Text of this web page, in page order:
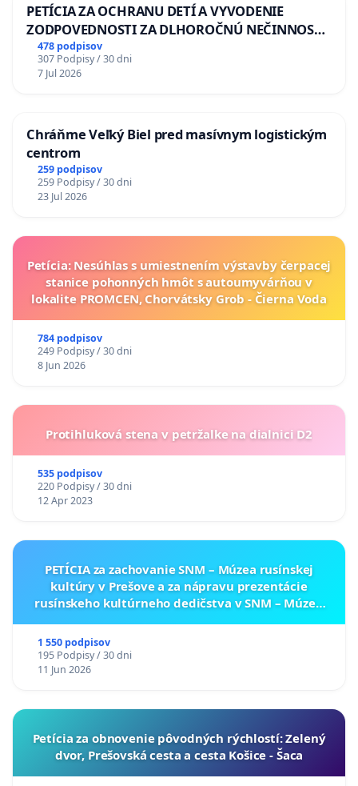
PETÍCIA ZA OCHRANU DETÍ A VYVODENIE
ZODPOVEDNOSTI ZA DLHOROČNÚ NEČINNOSŤ
A ZLYHANIE ŠTÁTU
478 podpisov
307 Podpisy / 30 dni
7 Jul 2026
Chráňme Veľký Biel pred masívnym logistickým
centrom
259 podpisov
259 Podpisy / 30 dni
23 Jul 2026
Petícia: Nesúhlas s umiestnením výstavby čerpacej
stanice pohonných hmôt s autoumyvárňou v
lokalite PROMCEN, Chorvátsky Grob - Čierna Voda
784 podpisov
249 Podpisy / 30 dni
8 Jun 2026
Protihluková stena v petržalke na dialnici D2
535 podpisov
220 Podpisy / 30 dni
12 Apr 2023
PETÍCIA za zachovanie SNM – Múzea rusínskej
kultúry v Prešove a za nápravu prezentácie
rusínskeho kultúrneho dedičstva v SNM – Múzeu
1 550 podpisov
195 Podpisy / 30 dni
11 Jun 2026
​Petícia za obnovenie pôvodných rýchlostí: Zelený
dvor, Prešovská cesta a cesta Košice - Šaca